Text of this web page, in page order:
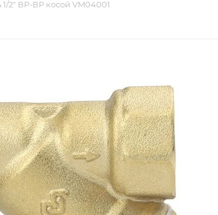
1/2" ВР-ВР косой VM04001